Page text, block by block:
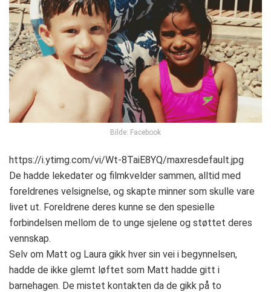
Bilde: Facebook
https://i.ytimg.com/vi/Wt-8TaiE8YQ/maxresdefault.jpg
De hadde lekedater og filmkvelder sammen, alltid med
foreldrenes velsignelse, og skapte minner som skulle vare
livet ut. Foreldrene deres kunne se den spesielle
forbindelsen mellom de to unge sjelene og støttet deres
vennskap.
Selv om Matt og Laura gikk hver sin vei i begynnelsen,
hadde de ikke glemt løftet som Matt hadde gitt i
barnehagen. De mistet kontakten da de gikk på to